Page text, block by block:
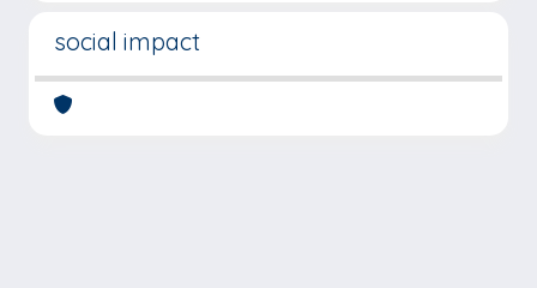
social impact